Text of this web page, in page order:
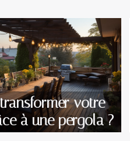
votre
à une pergola ?